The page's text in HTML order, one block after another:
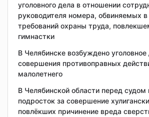
уголовного дела в отношении
руководителя номера, обвиняемых
требований охраны труда,
гимнастки
В Челябинске возбуждено
совершения противоправных
малолетнего
В Челябинской области перед судом
подросток за совершение
повлёкших причинение вреда